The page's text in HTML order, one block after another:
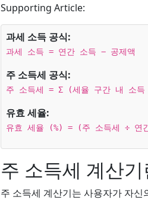
Supporting Article:
과세 소득 공식:
과세 소득 = 연간 소득 − 공제액
주 소득세 공식:
주 소득세 = Σ (세율 구간 내 소
유효 세율:
유효 세율 (%) = (주 소득세 ÷ 연
주 소득세 계산
주 소득세 계산기는 사용자가 자